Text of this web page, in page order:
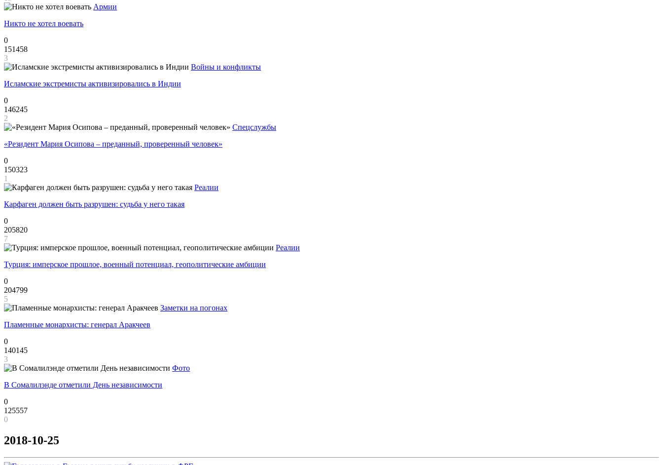
Армии
Никто не хотел воевать
0
151458
3
Войны и конфликты
Исламские экстремисты активизировались в Индии
0
146245
2
Спецслужбы
«Резидент Мария Осипова – преданный, проверенный человек»
0
150323
1
Реалии
Карфаген должен быть разрушен: судьба у него такая
0
205820
7
Реалии
Турция: имперское прошлое, военный потенциал, геополитические амбиции
0
204799
5
Заметки на погонах
Пламенные монархисты: генерал Аракчеев
0
140145
3
Фото
В Сомалилэнде отметили День независимости
0
125557
0
2018-10-25